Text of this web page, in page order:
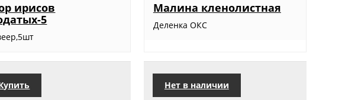
ирисов
5
Малина кленолистная
Деленка ОКС
Нет в наличии